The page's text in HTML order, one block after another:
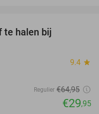
te halen bij
9.4 star
Regulier €64,95
€29,95